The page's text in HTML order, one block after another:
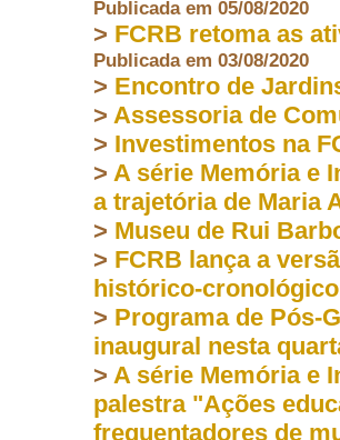
Publicada em 05/08/2020
> FCRB retoma as
Publicada em 03/08/2020
> Encontro de
> Assessoria de
> Investimentos na
> A série Memória e
a trajetória de Maria
> Museu de Rui
> FCRB lança a
histórico-
> Programa de Pós-
inaugural nesta
> A série Memória e
palestra "Ações
frequentadores de